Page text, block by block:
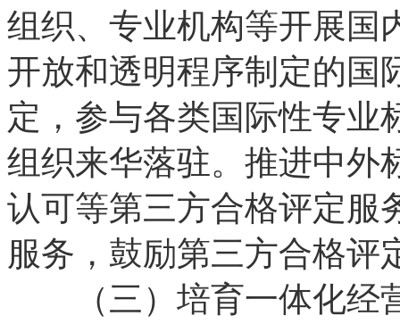
组织、专业机构等开展国
开放和透明程序制定的国
定，参与各类国际性专业
组织来华落驻。推进中外
认可等第三方合格评定服
服务，鼓励第三方合格评
（三）培育一体化经